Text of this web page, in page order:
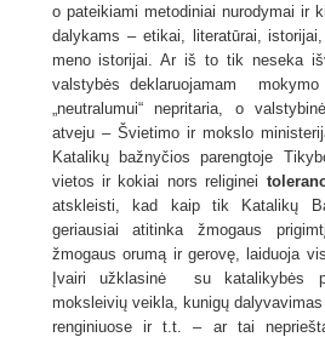
o pateikiami metodiniai nurodymai ir
dalykams – etikai, literatūrai,
meno istorijai. Ar iš to tik neseka
valstybės deklaruojamam
„neutralumui“ nepritaria, o
atveju – Švietimo ir mokslo
Katalikų bažnyčios parengtoje
vietos ir kokiai nors religinei
atskleisti, kad kaip tik Katalikų
geriausiai atitinka žmogaus
žmogaus orumą ir gerovę, laiduoja
Įvairi užklasinė su katalikybės
moksleivių veikla, kunigų
renginiuose ir t.t. – ar tai